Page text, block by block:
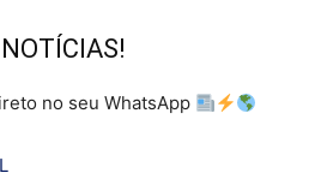
no seu WhatsApp